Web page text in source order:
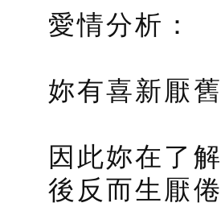
愛情分析：
妳有喜新厭
因此妳在了
後反而生厭倦